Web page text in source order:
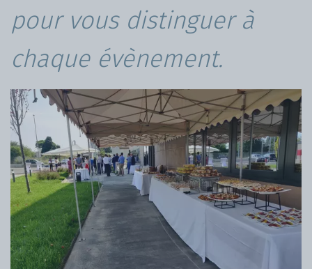
pour vous distinguer à
chaque évènement.